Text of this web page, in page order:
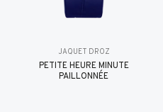
JAQUET DROZ
PETITE HEURE MINUTE
PAILLONNÉE